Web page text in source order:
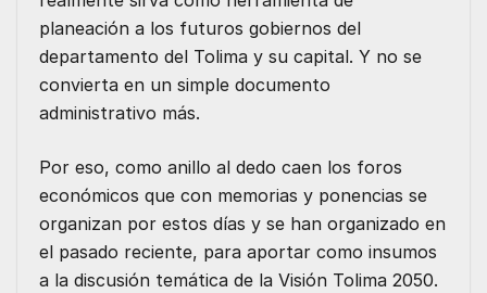
planeación a los futuros gobiernos del
departamento del Tolima y su capital. Y no se
convierta en un simple documento
administrativo más.
Por eso, como anillo al dedo caen los foros
económicos que con memorias y ponencias se
organizan por estos días y se han organizado en
el pasado reciente, para aportar como insumos
a la discusión temática de la Visión Tolima 2050.